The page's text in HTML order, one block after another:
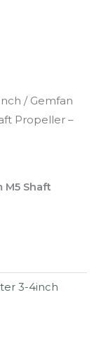
/ Gemfan
Propeller –
M5 Shaft
3-4inch